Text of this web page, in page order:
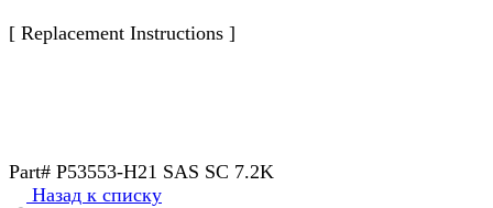
[ Replacement Instructions ]
Part# P53553-H21 SAS SC 7.2K
Назад к списку